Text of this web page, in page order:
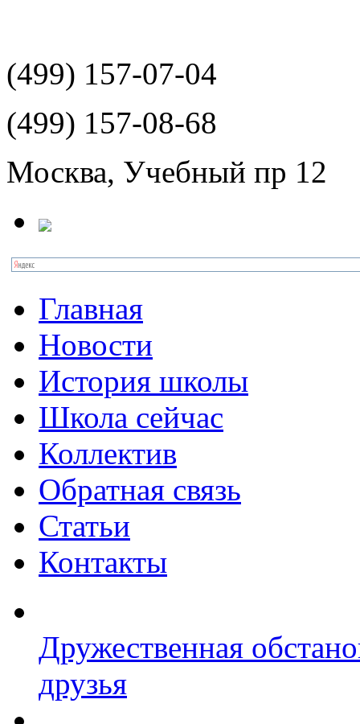
(499) 157-07-04
(499) 157-08-68
Москва, Учебный пр 12
Главная
Новости
История школы
Школа сейчас
Коллектив
Обратная связь
Статьи
Контакты
Дружественная
друзья